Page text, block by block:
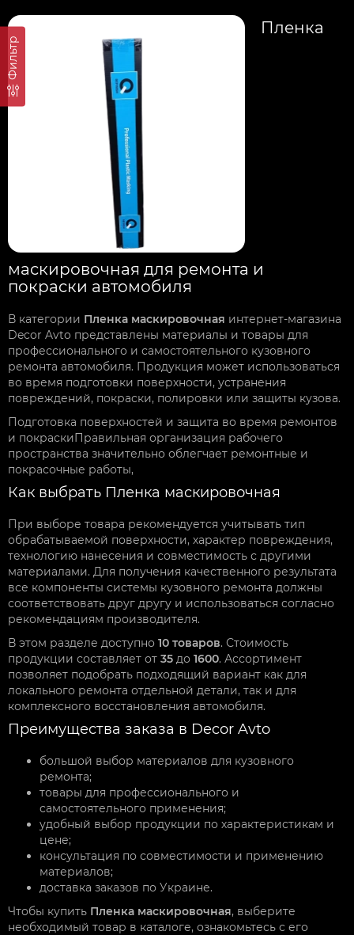
Фильтр
Пленка
маскировочная для ремонта и
покраски автомобиля
В категории Пленка маскировочная интернет-магазина
Decor Avto представлены материалы и товары для
профессионального и самостоятельного кузовного
ремонта автомобиля. Продукция может использоваться
во время подготовки поверхности, устранения
повреждений, покраски, полировки или защиты кузова.
Подготовка поверхностей и защита во время ремонтов
и покраскиПравильная организация рабочего
пространства значительно облегчает ремонтные и
покрасочные работы,
Как выбрать Пленка маскировочная
При выборе товара рекомендуется учитывать тип
обрабатываемой поверхности, характер повреждения,
технологию нанесения и совместимость с другими
материалами. Для получения качественного результата
все компоненты системы кузовного ремонта должны
соответствовать друг другу и использоваться согласно
рекомендациям производителя.
В этом разделе доступно 10 товаров. Стоимость
продукции составляет от 35 до 1600. Ассортимент
позволяет подобрать подходящий вариант как для
локального ремонта отдельной детали, так и для
комплексного восстановления автомобиля.
Преимущества заказа в Decor Avto
большой выбор материалов для кузовного
ремонта;
товары для профессионального и
самостоятельного применения;
удобный выбор продукции по характеристикам и
цене;
консультация по совместимости и применению
материалов;
доставка заказов по Украине.
Чтобы купить Пленка маскировочная, выберите
необходимый товар в каталоге, ознакомьтесь с его